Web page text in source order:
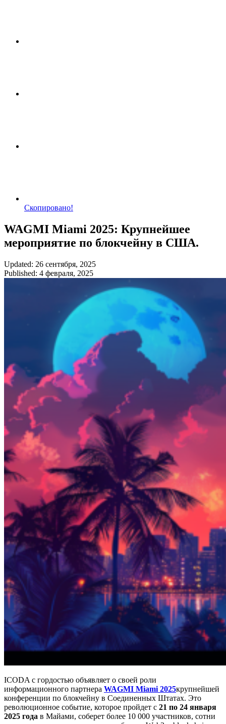
Скопировано!
WAGMI Miami 2025: Крупнейшее
мероприятие по блокчейну в США.
Updated: 26 сентября, 2025
Published: 4 февраля, 2025
ICODA с гордостью объявляет о своей роли
информационного партнера WAGMI Miami 2025крупнейшей
конференции по блокчейну в Соединенных Штатах. Это
революционное событие, которое пройдет с 21 по 24 января
2025 года в Майами, соберет более 10 000 участников, сотни